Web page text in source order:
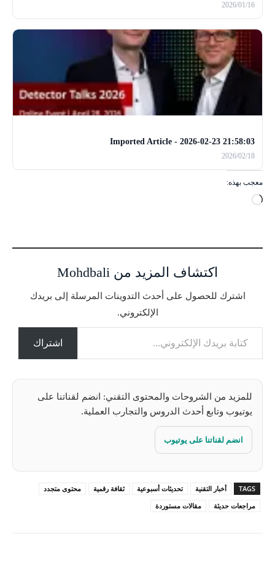
2026/01/16
Imported Article - 2026-02-23 21:58:03
2026/02/18
معجب بهذه:
ج
ي
ل
اكتشاف المزيد من Mohdbali
اشترك للحصول على أحدث التدوينات المرسلة إلى بريدك
الإلكتروني.
كتابة بريدك الإلكتروني...
اشتراك
للمزيد من الشروحات والمحتوى التقني: انضم لقناتنا على
يوتيوب وتابع أحدث الدروس والتجارب العملية.
انضم لقناتنا على يوتيوب
TAGS أخبار التقنية تحديثات أسبوعية ثقافة رقمية
محتوى متجدد
مراجعات حديثة
مقالات مستوردة